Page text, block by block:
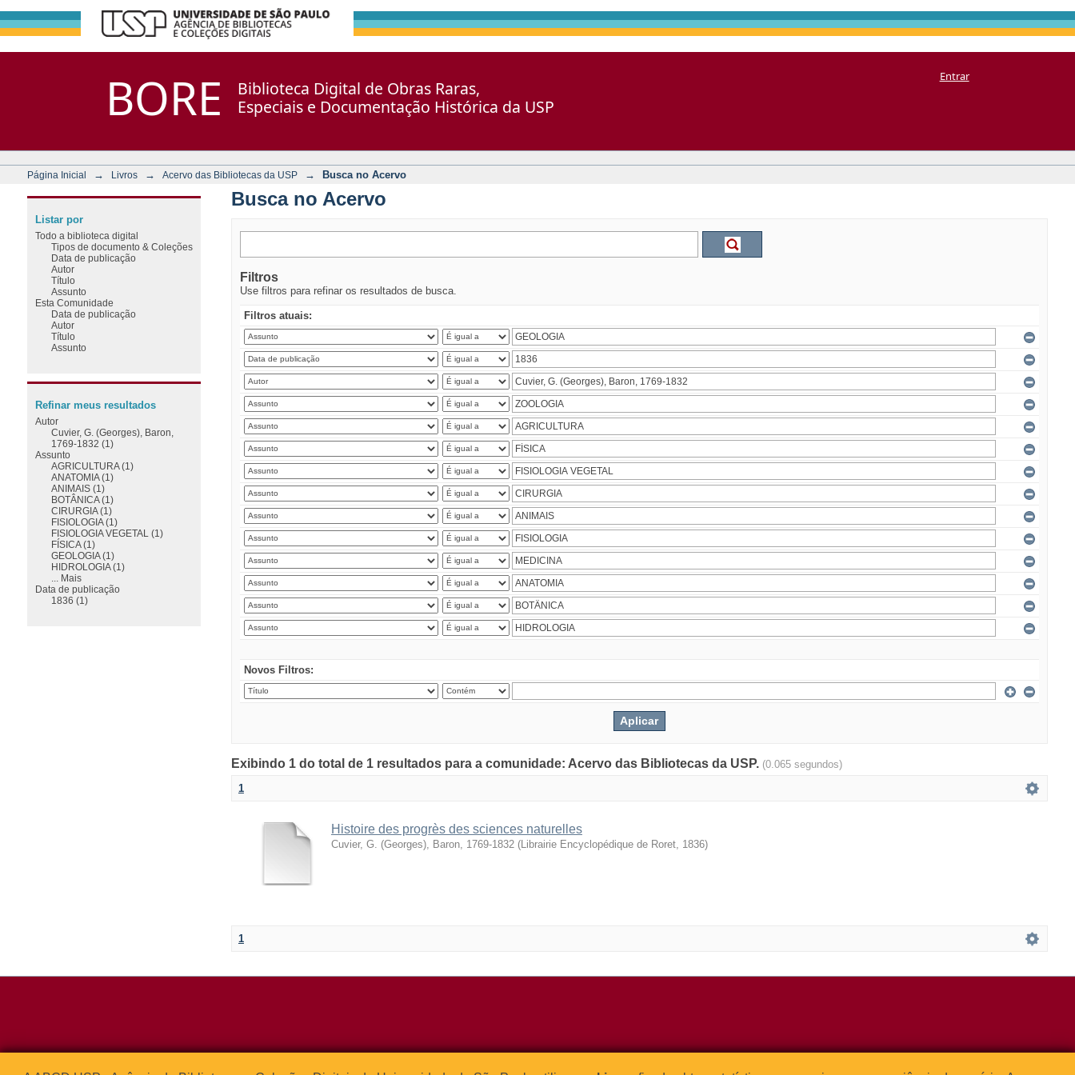
BORE
Biblioteca Digital de Obras Raras,
Especiais e Documentação Histórica da USP
Entrar
Página Inicial → Livros → Acervo das Bibliotecas da USP → Busca no Acervo
Busca no Acervo
Filtros
Use filtros para refinar os resultados de busca.
Filtros atuais:
Novos Filtros:
Exibindo 1 do total de 1 resultados para a comunidade: Acervo das Bibliotecas da USP. (0.065 segundos)
1
Histoire des progrès des sciences naturelles
Cuvier, G. (Georges), Baron, 1769-1832 (Librairie Encyclopédique de Roret, 1836)
1
Listar por
Todo a biblioteca digital
Tipos de documento & Coleções
Data de publicação
Autor
Título
Assunto
Esta Comunidade
Data de publicação
Autor
Título
Assunto
Refinar meus resultados
Autor
Cuvier, G. (Georges), Baron,
1769-1832 (1)
Assunto
AGRICULTURA (1)
ANATOMIA (1)
ANIMAIS (1)
BOTÂNICA (1)
CIRURGIA (1)
FISIOLOGIA (1)
FISIOLOGIA VEGETAL (1)
FÍSICA (1)
GEOLOGIA (1)
HIDROLOGIA (1)
... Mais
Data de publicação
1836 (1)
Rua da Praça do Relógio, 109 – Bloco L Tel: (0xx11) 3091-4195 / (0xx11) 3091-1541